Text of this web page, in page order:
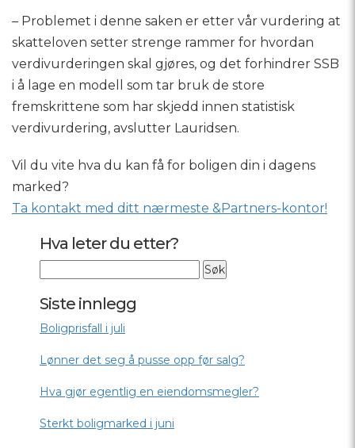
– Problemet i denne saken er etter vår vurdering at
skatteloven setter strenge rammer for hvordan
verdivurderingen skal gjøres, og det forhindrer SSB
i å lage en modell som tar bruk de store
fremskrittene som har skjedd innen statistisk
verdivurdering, avslutter Lauridsen.
Vil du vite hva du kan få for boligen din i dagens
marked?
Ta kontakt med ditt nærmeste &Partners-kontor!
Hva leter du etter?
Siste innlegg
Boligprisfall i juli
Lønner det seg å pusse opp før salg?
Hva gjør egentlig en eiendomsmegler?
Sterkt boligmarked i juni